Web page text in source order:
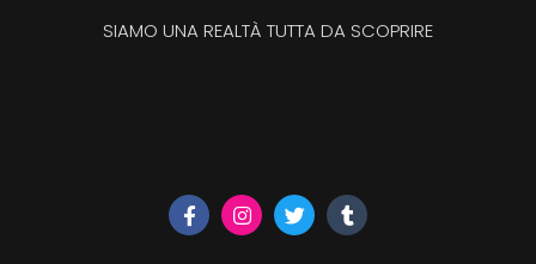
SIAMO UNA REALTÀ TUTTA DA SCOPRIRE